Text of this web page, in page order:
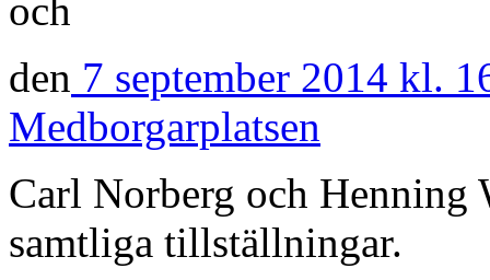
och
den 7 september 2014 kl.
Medborgarplatsen
Carl Norberg och Henning
samtliga tillställningar.